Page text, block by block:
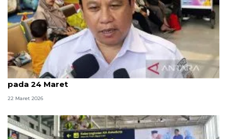
KAI prediksi puncak arus balik di Jakarta jatuh
pada 24 Maret
22 Maret 2026